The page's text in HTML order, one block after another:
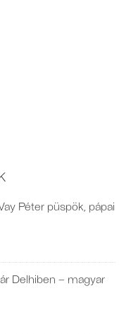
Péter püspök, pápai
Delhiben – magyar